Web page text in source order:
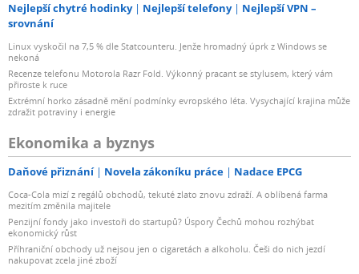
Nejlepší chytré hodinky Nejlepší telefony
Nejlepší VPN –
srovnání
Linux vyskočil na 7,5 % dle Statcounteru. Jenže hromadný úprk z Windows se
nekoná
Recenze telefonu Motorola Razr Fold. Výkonný pracant se stylusem, který vám
přiroste k ruce
Extrémní horko zásadně mění podmínky evropského léta. Vysychající krajina může
zdražit potraviny i energie
Ekonomika a byznys
Daňové přiznání Novela zákoníku práce Nadace EPCG
Coca-Cola mizí z regálů obchodů, tekuté zlato znovu zdraží. A oblíbená farma
mezitím změnila majitele
Penzijní fondy jako investoři do startupů? Úspory Čechů mohou rozhýbat
ekonomický růst
Příhraniční obchody už nejsou jen o cigaretách a alkoholu. Češi do nich jezdí
nakupovat zcela jiné zboží